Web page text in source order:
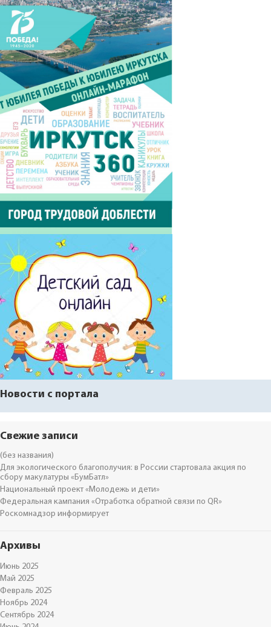
Новости с портала
Свежие записи
(без названия)
Для экологического благополучия: в России стартовала акция по
сбору макулатуры «БумБатл»
Национальный проект «Молодежь и дети»
Федеральная кампания «Отработка обратной связи по QR»
Роскомнадзор информирует
Архивы
Июнь 2025
Май 2025
Февраль 2025
Ноябрь 2024
Сентябрь 2024